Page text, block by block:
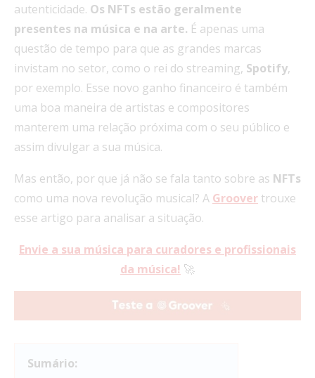
autenticidade. Os NFTs estão geralmente
presentes na música e na arte. É apenas uma
questão de tempo para que as grandes marcas
invistam no setor, como o rei do streaming, Spotify,
por exemplo. Esse novo ganho financeiro é também
uma boa maneira de artistas e compositores
manterem uma relação próxima com o seu público e
assim divulgar a sua música.
Mas então, por que já não se fala tanto sobre as NFTs
como uma nova revolução musical? A Groover trouxe
esse artigo para analisar a situação.
Envie a sua música para curadores e profissionais
da música! 🚀
Sumário: